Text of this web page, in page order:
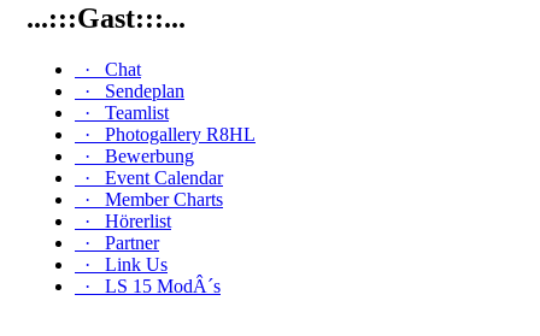
...:::Gast:::...
·
Chat
·
Sendeplan
·
Teamlist
·
Photogallery R8HL
·
Bewerbung
·
Event Calendar
·
Member Charts
·
Hörerlist
·
Partner
·
Link Us
·
LS 15 ModÂ´s